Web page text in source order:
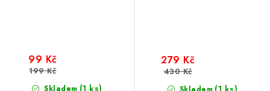
Skladem (1 ks)
99 Kč
199 Kč
279 Kč
430 Kč